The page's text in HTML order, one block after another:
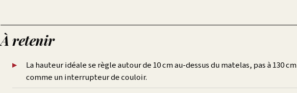
À retenir
La hauteur idéale se règle autour de 10 cm au-dessus du matelas, pas à 130 cm
comme un interrupteur de couloir.